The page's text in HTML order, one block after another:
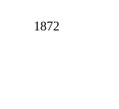
1872